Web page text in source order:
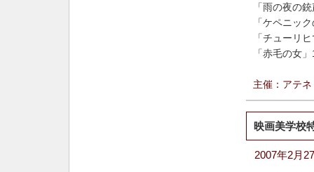
「雨の夜の
「ケペニッ
「チューリ
「赤毛の女」
主催：アテ
映画美学校
2007年2月